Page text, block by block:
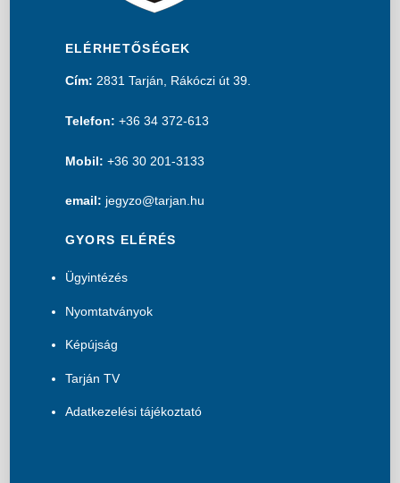
ELÉRHETŐSÉGEK
Cím: 2831 Tarján, Rákóczi út 39.
Telefon: +36 34 372-613
Mobil: +36 30 201-3133
email: jegyzo@tarjan.hu
GYORS ELÉRÉS
Ügyintézés
Nyomtatványok
Képújság
Tarján TV
Adatkezelési tájékoztató